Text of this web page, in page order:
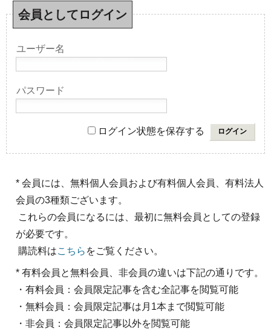
会員としてログイン
ユーザー名
パスワード
ログイン状態を保存する
* 会員には、無料個人会員および有料個人会員、有料法人
会員の3種類ございます。
これらの会員になるには、最初に無料会員としての登録
が必要です。
購読料はこちら をご覧ください。
* 有料会員と無料会員、非会員の違いは下記の通りです。
・有料会員：会員限定記事を含む全記事を閲覧可能
・無料会員：会員限定記事は月1本まで閲覧可能
・非会員：会員限定記事以外を閲覧可能